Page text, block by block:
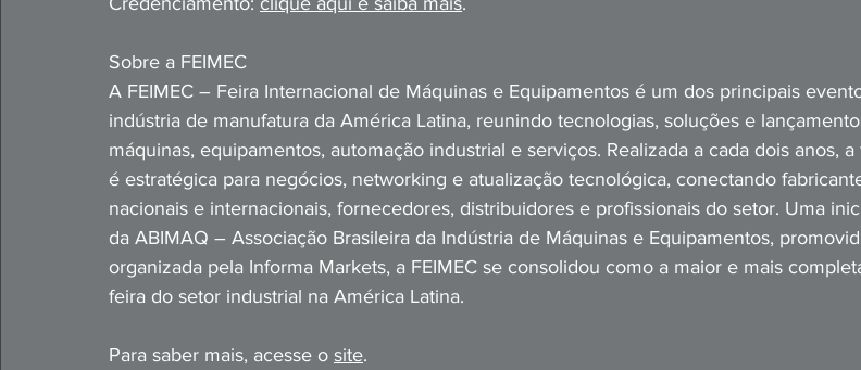
Sobre a FEIMEC
A FEIMEC – Feira Internacional de Máquinas e Equipamentos é um dos principais
indústria de manufatura da América Latina, reunindo tecnologias, soluções e
máquinas, equipamentos, automação industrial e serviços. Realizada a cada dois anos, a
é estratégica para negócios, networking e atualização tecnológica, conectando
nacionais e internacionais, fornecedores, distribuidores e profissionais do setor. Uma
da ABIMAQ – Associação Brasileira da Indústria de Máquinas e Equipamentos,
organizada pela Informa Markets, a FEIMEC se consolidou como a maior e mais
feira do setor industrial na América Latina.
Para saber mais, acesse o site.